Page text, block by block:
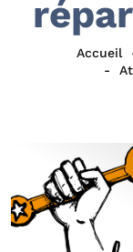
Accueil